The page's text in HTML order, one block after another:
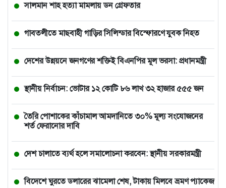
সালমান শাহ হত্যা মামলায় ডন গ্রেফতার
গাবতলীতে মাছবাহী গাড়ির সিলিন্ডার বিস্ফোরণে যুবক নিহত
দেশের উন্নয়নে জনগণের শক্তিই বিএনপির মূল ভরসা: প্রধানমন্ত্রী
স্থানীয় নির্বাচন: ভোটার ১২ কোটি ৮৬ লাখ ৩২ হাজার ৫৫৫ জন
তৈরি পোশাকের কাঁচামাল আমদানিতে ৩০% মূল্য সংযোজনের
শর্ত ফেরানোর দাবি
দেশ চালাতে ব্যর্থ হলে সমালোচনা করবেন: স্থানীয় সরকারমন্ত্রী
বিদেশে ঘুরতে ডলারের ঝামেলা শেষ, টাকায় মিলবে ভ্রমণ প্যাকেজ